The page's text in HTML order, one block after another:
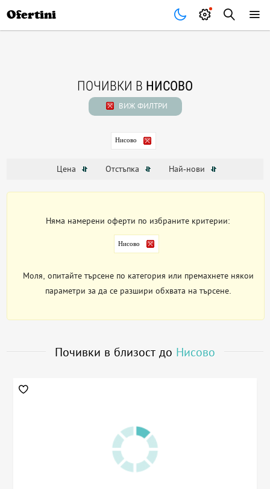
Ofertini
ПОЧИВКИ В НИСОВО
ВИЖ ФИЛТРИ
Нисово
Цена Отстъпка Най-нови
Няма намерени оферти по избраните критерии:
Нисово
Моля, опитайте търсене по категория или премахнете някои
параметри за да се разшири обхвата на търсене.
Почивки в близост до Нисово